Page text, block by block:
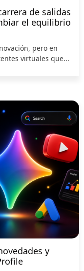
de salidas
el equilibrio
pero en
virtuales que...
y